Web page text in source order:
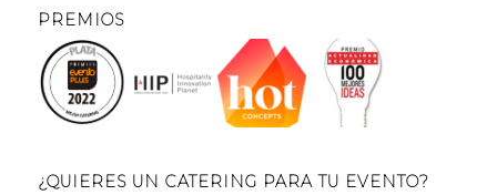
PREMIOS
¿QUIERES UN CATERING PARA TU EVENTO?